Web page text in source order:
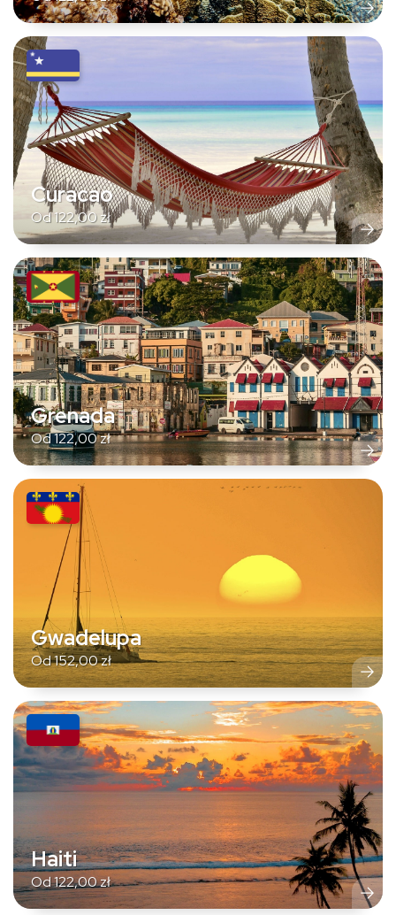
Curacao
Od122,00zł
Grenada
Od122,00zł
Gwadelupa
Od152,00zł
Haiti
Od122,00zł